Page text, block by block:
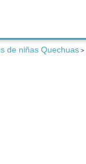
de niñas Quechuas >